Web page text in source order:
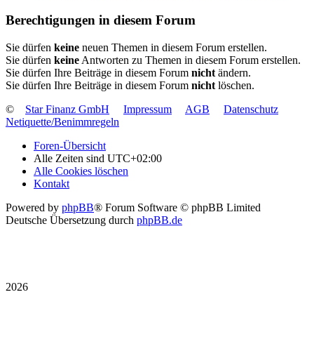
Berechtigungen in diesem Forum
Sie dürfen keine neuen Themen in diesem Forum erstellen.
Sie dürfen keine Antworten zu Themen in diesem Forum erstellen.
Sie dürfen Ihre Beiträge in diesem Forum nicht ändern.
Sie dürfen Ihre Beiträge in diesem Forum nicht löschen.
©
Star Finanz GmbH Impressum AGB
Datenschutz
Netiquette/Benimmregeln
Foren-Übersicht
Alle Zeiten sind UTC+02:00
Alle Cookies löschen
Kontakt
Powered by phpBB® Forum Software © phpBB Limited
Deutsche Übersetzung durch phpBB.de
2026